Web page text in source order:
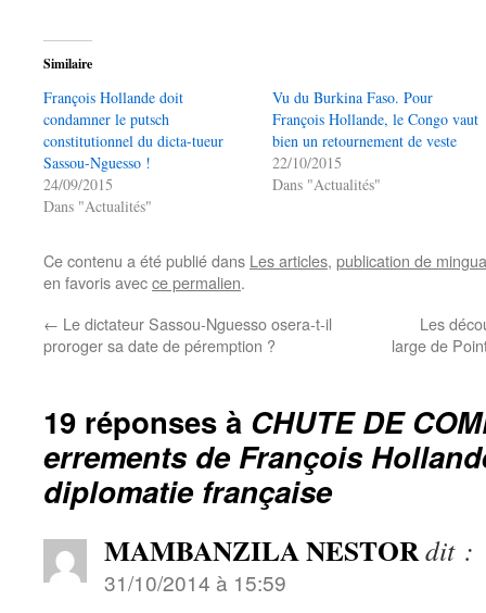
Similaire
François Hollande doit
condamner le putsch
constitutionnel du dicta-tueur
Sassou-Nguesso !
24/09/2015
Dans "Actualités"
Vu du Burkina Faso. Pour
François Hollande, le Congo vaut
bien un retournement de veste
22/10/2015
Dans "Actualités"
Ce contenu a été publié dans Les articles, publication de
en favoris avecce permalien.
← Le dictateur Sassou-Nguesso osera-t-il
proroger sa date de péremption ?
Les
large de
19 réponses à CHUTE DE
errements de François
diplomatie française
MAMBANZILA NESTORdit :
31/10/2014 à 15:59